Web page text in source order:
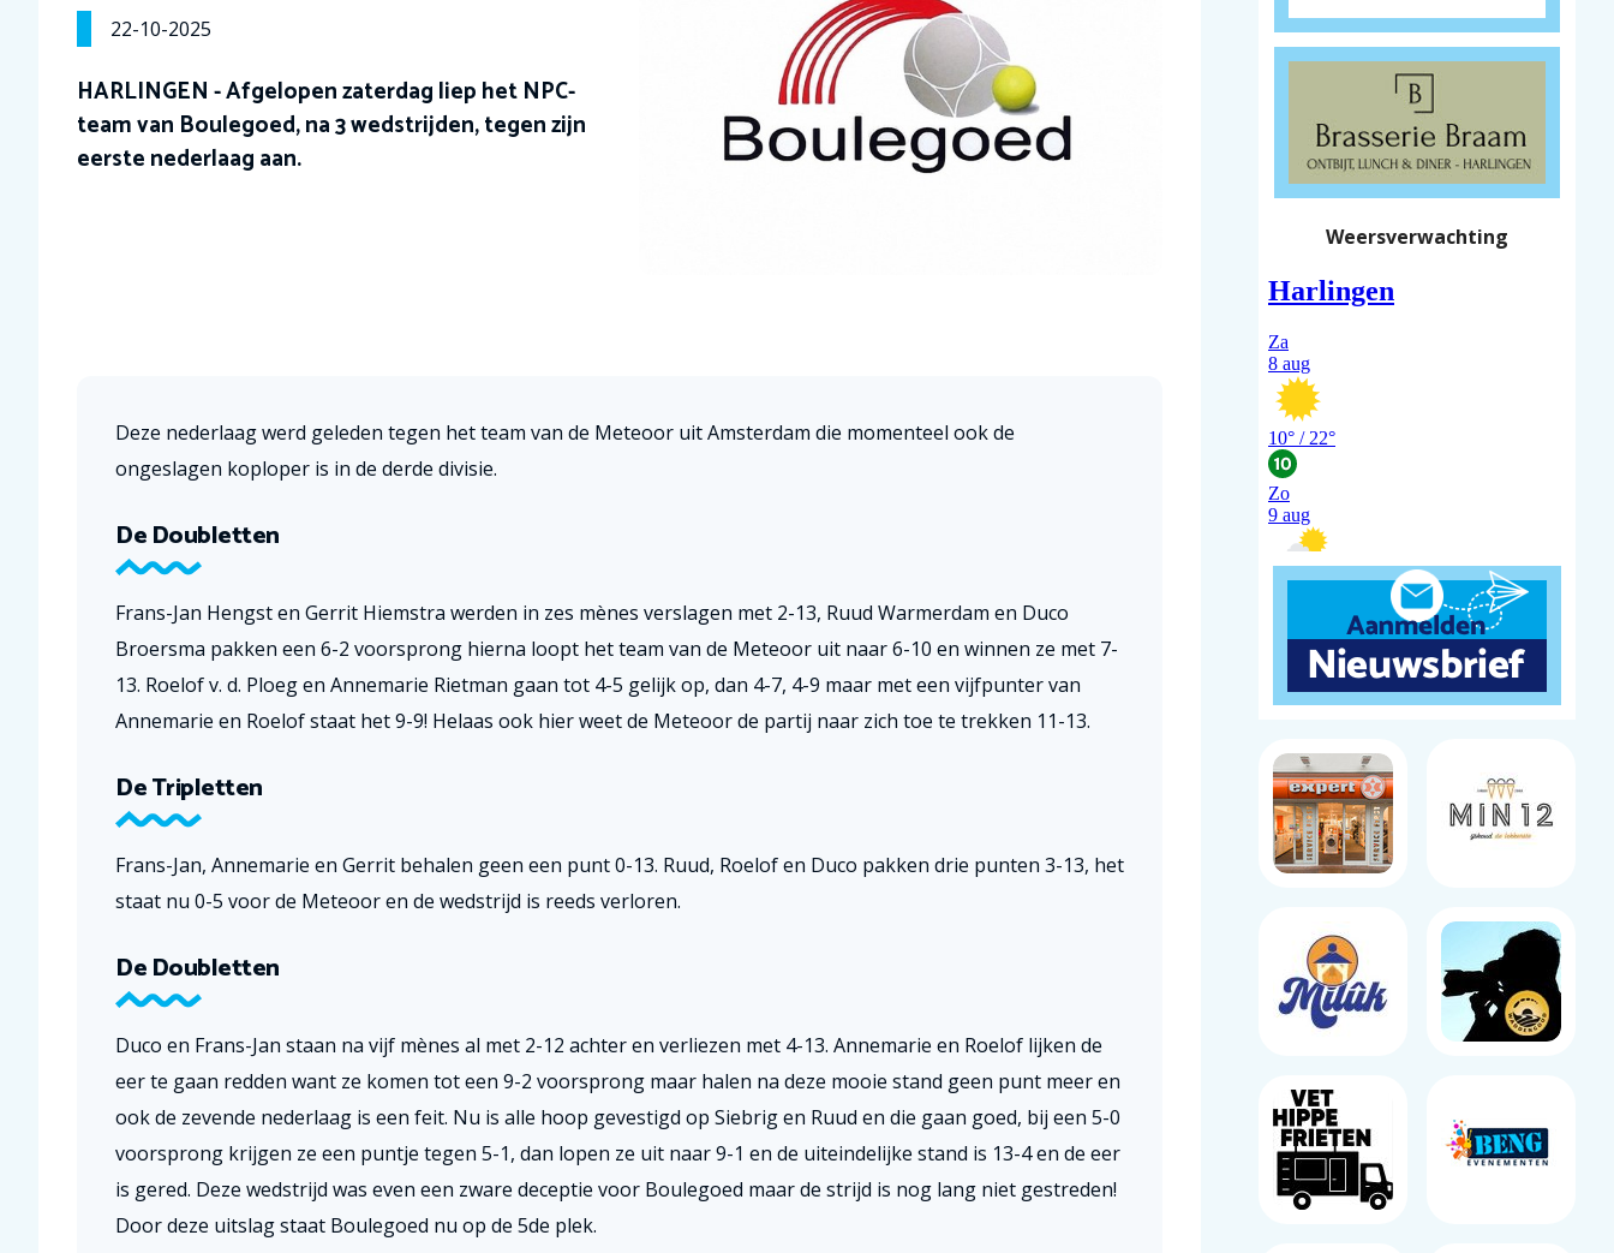
22-10-2025
HARLINGEN - Afgelopen zaterdag liep het NPC-
team van Boulegoed, na 3 wedstrijden, tegen zijn
eerste nederlaag aan.
Deze nederlaag werd geleden tegen het team van de Meteoor uit Amsterdam die momenteel ook de
ongeslagen koploper is in de derde divisie.
De Doubletten
Frans-Jan Hengst en Gerrit Hiemstra werden in zes mènes verslagen met 2-13, Ruud Warmerdam en Duco
Broersma pakken een 6-2 voorsprong hierna loopt het team van de Meteoor uit naar 6-10 en winnen ze met 7-
13. Roelof v. d. Ploeg en Annemarie Rietman gaan tot 4-5 gelijk op, dan 4-7, 4-9 maar met een vijfpunter van
Annemarie en Roelof staat het 9-9! Helaas ook hier weet de Meteoor de partij naar zich toe te trekken 11-13.
De Tripletten
Frans-Jan, Annemarie en Gerrit behalen geen een punt 0-13. Ruud, Roelof en Duco pakken drie punten 3-13, het
staat nu 0-5 voor de Meteoor en de wedstrijd is reeds verloren.
De Doubletten
Duco en Frans-Jan staan na vijf mènes al met 2-12 achter en verliezen met 4-13. Annemarie en Roelof lijken de
eer te gaan redden want ze komen tot een 9-2 voorsprong maar halen na deze mooie stand geen punt meer en
ook de zevende nederlaag is een feit. Nu is alle hoop gevestigd op Siebrig en Ruud en die gaan goed, bij een 5-0
voorsprong krijgen ze een puntje tegen 5-1, dan lopen ze uit naar 9-1 en de uiteindelijke stand is 13-4 en de eer
is gered. Deze wedstrijd was even een zware deceptie voor Boulegoed maar de strijd is nog lang niet gestreden!
Door deze uitslag staat Boulegoed nu op de 5de plek.
Weersverwachting